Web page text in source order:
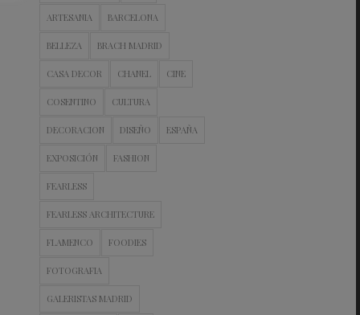
ARTESANIA BARCELONA
BELLEZA BRACH MADRID
CASA DECOR CHANEL CINE
COSENTINO CULTURA
DECORACION DISEÑO ESPAÑA
EXPOSICIÓN FASHION
FEARLESS
FEARLESS ARCHITECTURE
FLAMENCO FOODIES
FOTOGRAFIA
GALERISTAS MADRID